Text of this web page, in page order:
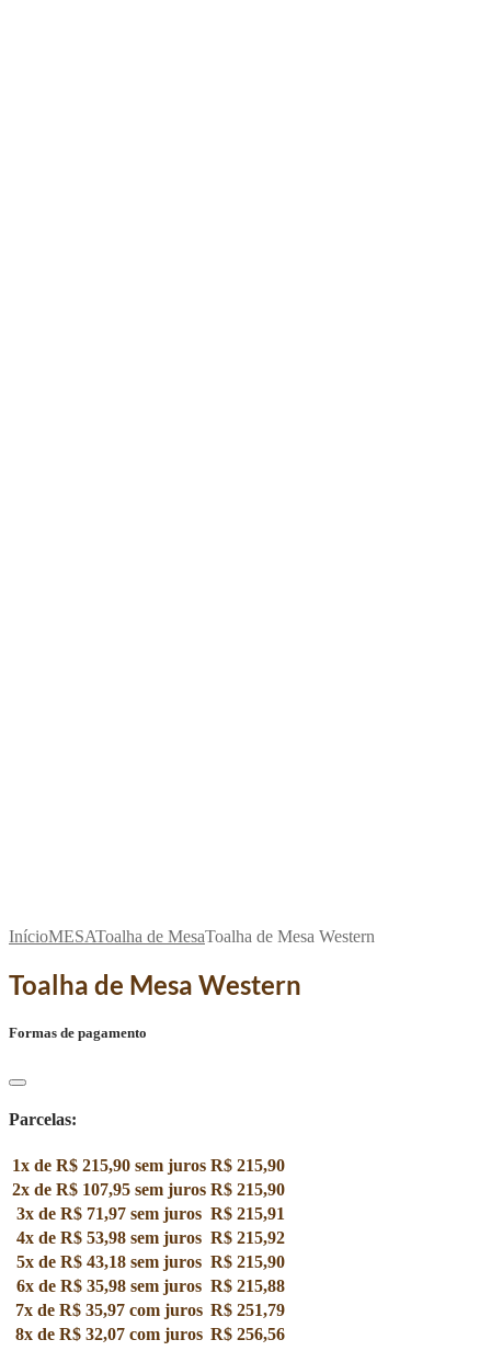
InícioMESAToalha de MesaToalha de Mesa Western
Toalha de Mesa Western
Formas de pagamento
Parcelas:
1x de R$ 215,90 sem juros R$ 215,90
2x de R$ 107,95 sem juros R$ 215,90
3x de R$ 71,97 sem juros R$ 215,91
4x de R$ 53,98 sem juros R$ 215,92
5x de R$ 43,18 sem juros R$ 215,90
6x de R$ 35,98 sem juros R$ 215,88
7x de R$ 35,97 com juros R$ 251,79
8x de R$ 32,07 com juros R$ 256,56